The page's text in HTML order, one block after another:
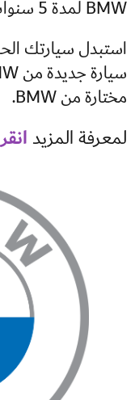
BMW لمدة 5 سنوات أو 200,000 كيلومتر
استبدل سيارتك
مختارة من BMW.
لمعرفة المزيد